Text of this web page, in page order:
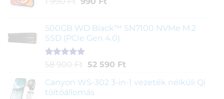
1
990 Ft.
990 Ft.
500GB WD Black™ SN7100 NVMe M.2
SSD (PCIe Gen 4.0)
Értékelés
ből,
1
értékelés
alapján
58 900 Ft
Original
was:
58
52 590 FtCurrent
is:
Canyon WS-302 3-in-1 vezeték nélküli Qi
töltőállomás